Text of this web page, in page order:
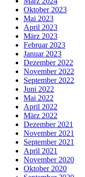
Oktober 2023
Mai 2023
April 2023
März 2023
Februar 2023
Januar 2023
Dezember 2022
November 2022
September 2022
Juni 2022
Mai 2022
April 2022
März 2022
Dezember 2021
November 2021
September 2021
April 2021
November 2020
Oktober 2020